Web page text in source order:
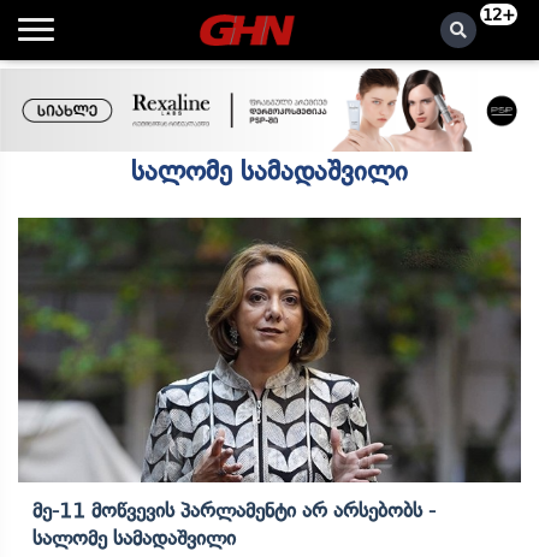
12+
სალომე სამადაშვილი
Მე-11 Მოწვევის Პარლამენტი Არ Არსებობს -
Სალომე Სამადაშვილი